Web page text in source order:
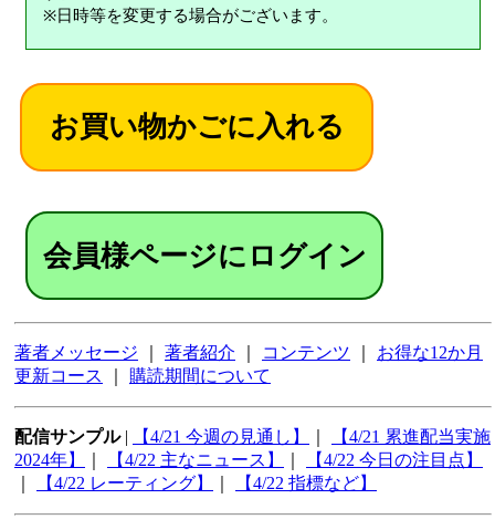
※日時等を変更する場合がございます。
会員様ページにログイン
著者メッセージ 著者紹介 コンテンツ
お得な12か月
更新コース
購読期間について
配信サンプル| 【4/21 今週の見通し】
【4/21 累進配当実施
2024年】
【4/22 主なニュース】
【4/22 今日の注目点】
【4/22 レーティング】 【4/22 指標など】